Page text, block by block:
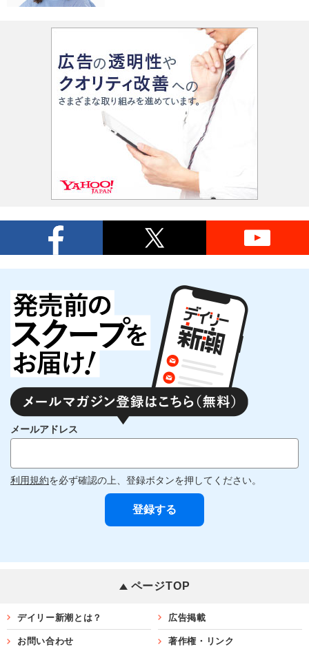
メールアドレス
利用規約を必ず確認の上、登録ボタンを押してください。
ページTOP
デイリー新潮とは？ 広告掲載
お問い合わせ 著作権・リンク